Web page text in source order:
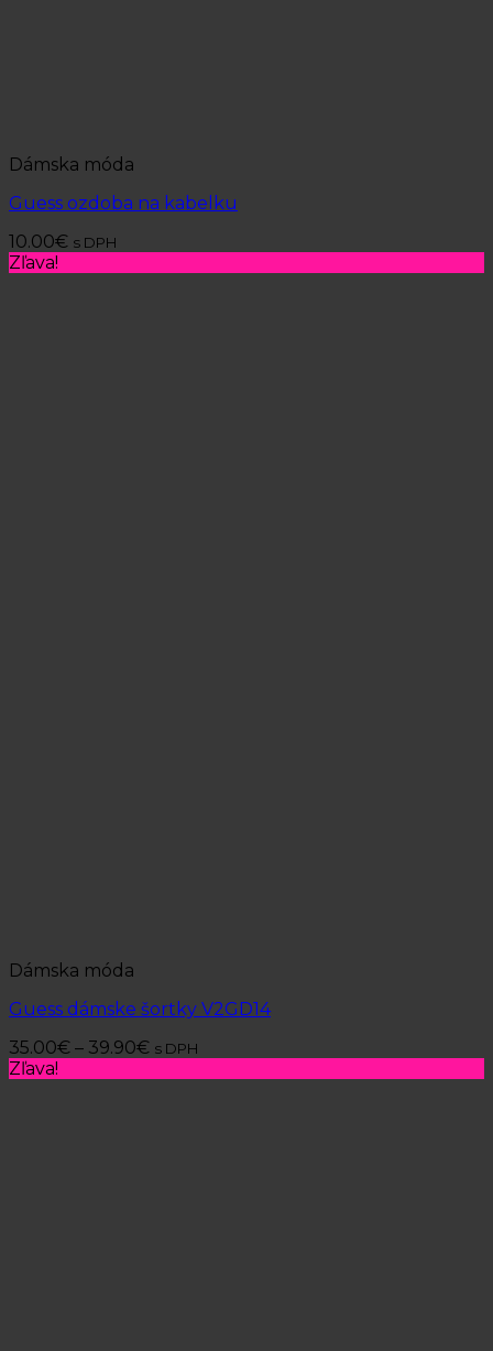
Dámska móda
Guess ozdoba na kabelku
10.00€ s DPH
Zľava!
Dámska móda
Guess dámske šortky V2GD14
35.00€ – 39.90€ s DPH
Zľava!